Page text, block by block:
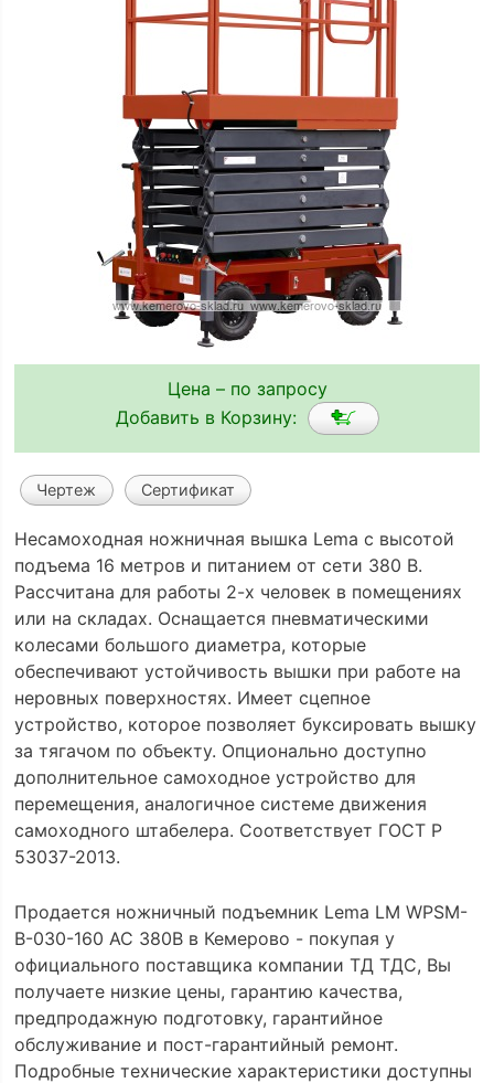
Цена – по запросу
Добавить в Корзину:
Чертеж Сертификат
Несамоходная ножничная вышка Lema с высотой
подъема 16 метров и питанием от сети 380 В.
Рассчитана для работы 2-х человек в помещениях
или на складах. Оснащается пневматическими
колесами большого диаметра, которые
обеспечивают устойчивость вышки при работе на
неровных поверхностях. Имеет сцепное
устройство, которое позволяет буксировать вышку
за тягачом по объекту. Опционально доступно
дополнительное самоходное устройство для
перемещения, аналогичное системе движения
самоходного штабелера. Соответствует ГОСТ Р
53037-2013.
Продается ножничный подъемник Lema LM WPSM-
B-030-160 AC 380В в Кемерово - покупая у
официального поставщика компании ТД ТДС, Вы
получаете низкие цены, гарантию качества,
предпродажную подготовку, гарантийное
обслуживание и пост-гарантийный ремонт.
Подробные технические характеристики доступны